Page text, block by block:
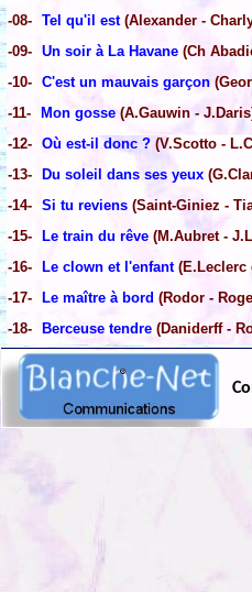
-08- Tel qu'il est (Alexander -
-09- Un soir à La Havane (Ch
-10- C'est un mauvais garçon
-11-
Mon gosse (A.Gauwin -
-12- Où est-il donc ? (V.Scotto -
-13-
Du soleil dans ses yeux
-14- Si tu reviens (Saint-Giniez -
-15-
Le train du rêve (M.Aubret -
-16-
Le clown et l'enfant(E.Leclerc
-17-
Le maître à bord (Rodor -
-18-
Berceuse tendre (Daniderff -